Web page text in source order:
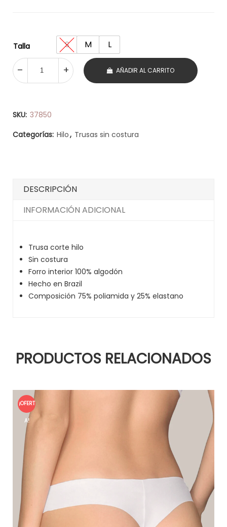
Talla S M L
AÑADIR AL CARRITO
SKU: 37850
Categorías: Hilo, Trusas sin costura
DESCRIPCIÓN
INFORMACIÓN ADICIONAL
Trusa corte hilo
Sin costura
Forro interior 100% algodón
Hecho en Brazil
Composición 75% poliamida y 25% elastano
PRODUCTOS RELACIONADOS
¡OFERT
A!